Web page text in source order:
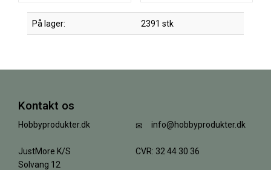
På lager: 2391 stk
Kontakt os
Hobbyprodukter.dk
JustMore K/S
Solvang 12
info@hobbyprodukter.dk
CVR: 32 44 30 36